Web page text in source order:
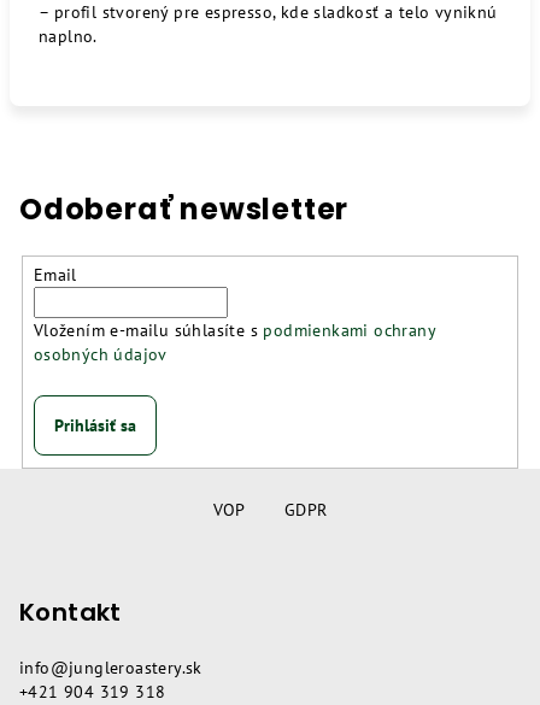
– profil stvorený pre espresso, kde sladkosť a telo vyniknú
naplno.
Odoberať newsletter
Email
Vložením e-mailu súhlasíte s podmienkami ochrany
osobných údajov
Prihlásiť sa
VOP GDPR
Kontakt
info@jungleroastery.sk
+421 904 319 318